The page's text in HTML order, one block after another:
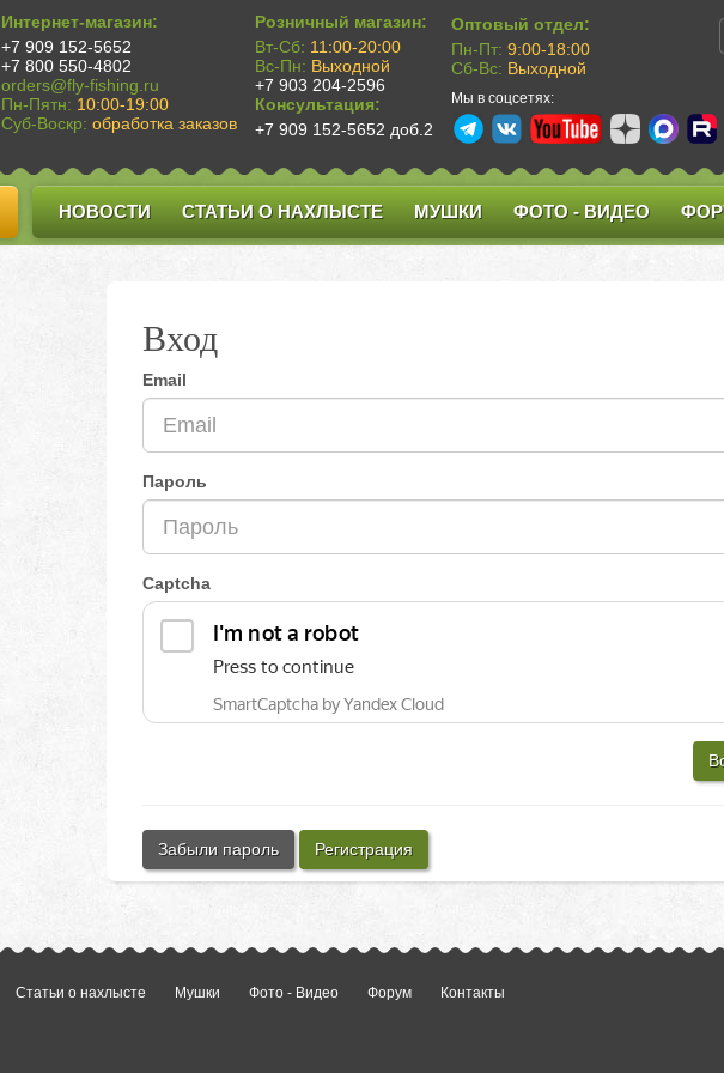
Интернет-магазин:
+7 909 152-5652
+7 800 550-4802
orders@fly-fishing.ru
Пн-Пятн: 10:00-19:00
Суб-Воскр: обработка заказов
Розничный магазин:
Вт-Сб: 11:00-20:00
Вс-Пн: Выходной
+7 903 204-2596
Консультация:
+7 909 152-5652 доб.2
Оптовый отдел:
Пн-Пт: 9:00-18:00
Сб-Вс: Выходной
Мы в соцсетях:
НОВОСТИ СТАТЬИ О НАХЛЫСТЕ МУШКИ ФОТО - ВИДЕО
Вход
Email
Пароль
Captcha
Забыли пароль Регистрация
Статьи о нахлысте Мушки Фото - Видео Форум Контакты